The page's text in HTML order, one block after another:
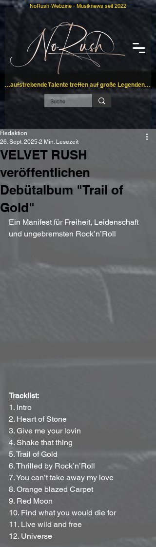
…aufstrebende Talente treffen auf große Legenden…
NoRush-Webzine - Musiknews seit 2022
VELVET RUSH
veröffentlichen
Debütalbum "Trail of
Gold"
Redaktion
26. Sept. 2025 2 Min. Lesezeit
Ein Manifest für Freiheit, Leidenschaft
und ungebremsten Rock’n’Roll
Tracklist:
1. Intro
2. Heart of Stone
3. Give me your lovin
4. Shake that thing
5. Trail of Gold
6. Thrilled by Rock’n’Roll
7. You can’t take away my love
8. Orange blazed Carpet
9. Red Moon
10. Find what you would die for
11. Live wild and free
12. Universe